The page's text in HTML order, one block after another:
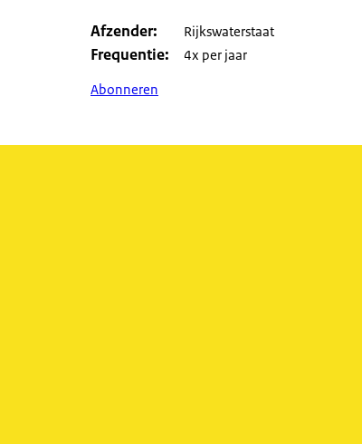
Afzender Rijkswaterstaat
Frequentie
4x per jaar
Abonneren